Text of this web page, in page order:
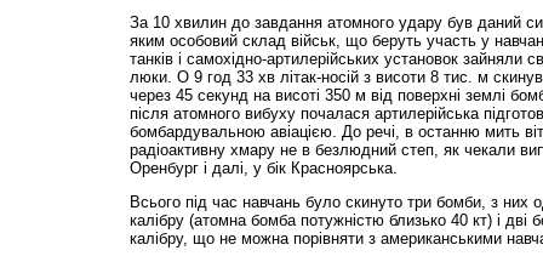
За 10 хвилин до завдання атомного удару був даний
яким особовий склад військ, що беруть участь у
танків і самохідно-артилерійських установок зайняли
люки. О 9 год 33 хв літак-носій з висоти 8 тис. м
через 45 секунд на висоті 350 м від поверхні землі
після атомного вибуху почалася артилерійська
бомбардувальною авіацією. До речі, в останню мить
радіоактивну хмару не в безлюдний степ, як чекали
Оренбург і далі, у бік Красноярська.
Всього під час навчань було скинуто три бомби, з
калібру (атомна бомба потужністю близько 40 кт) і дві
калібру, що не можна порівняти з американськими